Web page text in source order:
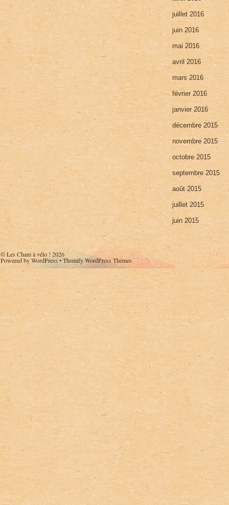
juillet 2016
juin 2016
mai 2016
avril 2016
mars 2016
février 2016
janvier 2016
décembre 2015
novembre 2015
octobre 2015
septembre 2015
août 2015
juillet 2015
juin 2015
©Les Cham à vélo !2026
Powered byWordPress•Themify WordPress Themes